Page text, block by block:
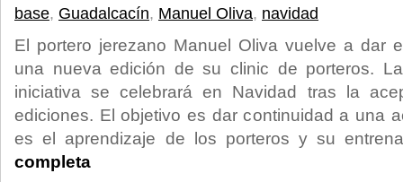
base, Guadalcacín, Manuel Oliva, navidad
El portero jerezano Manuel Oliva vuelve a dar
una nueva edición de su clinic de porteros.
iniciativa se celebrará en Navidad tras la
ediciones. El objetivo es dar continuidad a una
es el aprendizaje de los porteros y su
completa